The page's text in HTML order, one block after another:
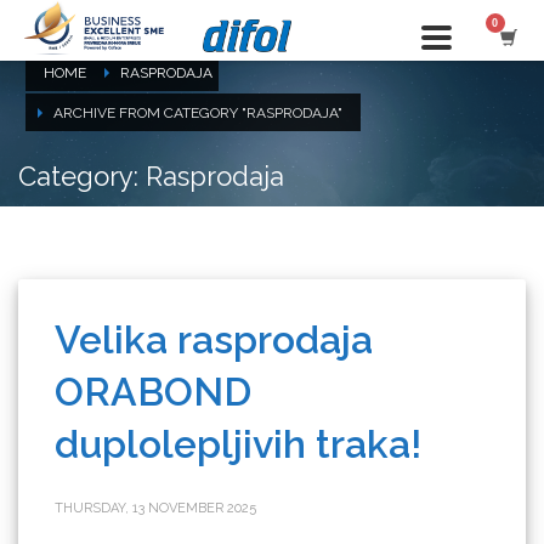
HOME RASPRODAJA
ARCHIVE FROM CATEGORY "RASPRODAJA"
Category: Rasprodaja
Velika rasprodaja
ORABOND
duplolepljivih traka!
THURSDAY, 13 NOVEMBER 2025